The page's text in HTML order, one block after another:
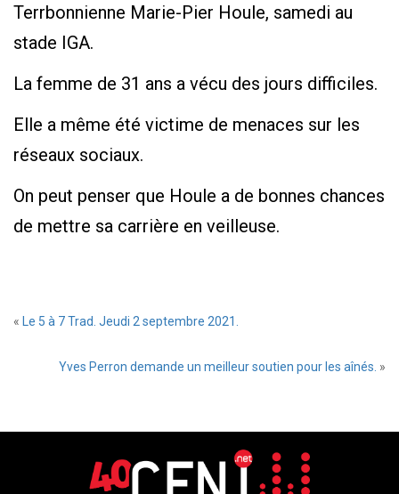
Terrbonnienne Marie-Pier Houle, samedi au
stade IGA.
La femme de 31 ans a vécu des jours difficiles.
Elle a même été victime de menaces sur les
réseaux sociaux.
On peut penser que Houle a de bonnes chances
de mettre sa carrière en veilleuse.
« Le 5 à 7 Trad. Jeudi 2 septembre 2021.
Yves Perron demande un meilleur soutien pour les aînés. »